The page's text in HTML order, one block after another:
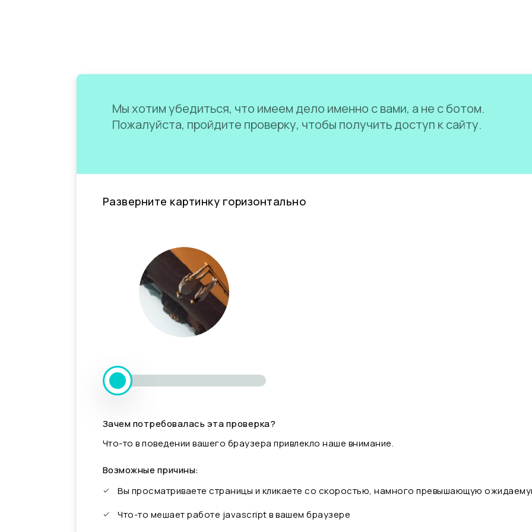
Мы хотим убедиться, что имеем дело именно с вами, а не с ботом.
Пожалуйста, пройдите проверку, чтобы получить доступ к сайту.
Разверните картинку горизонтально
Зачем потребовалась эта проверка?
Что-то в поведении вашего браузера привлекло наше внимание.
Возможные причины:
Вы просматриваете страницы и кликаете со скоростью, намного превышающую
Что-то мешает работе javascript в вашем браузере